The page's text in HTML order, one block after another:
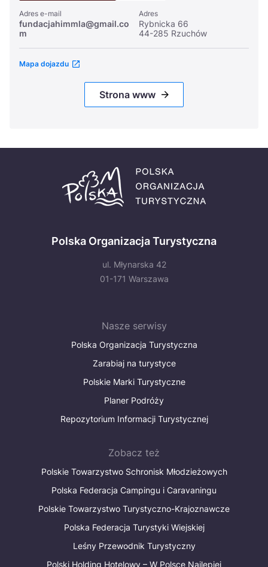
Adres e-mail
fundacjahimmla@gmail.co
m
Adres
Rybnicka 66
44-285 Rzuchów
Mapa dojazdu
Strona www
Polska Organizacja Turystyczna
ul. Młynarska 42
01-171 Warszawa
Nasze serwisy
Polska Organizacja Turystyczna
Zarabiaj na turystyce
Polskie Marki Turystyczne
Planer Podróży
Repozytorium Informacji Turystycznej
Zobacz też
Polskie Towarzystwo Schronisk Młodzieżowych
Polska Federacja Campingu i Caravaningu
Polskie Towarzystwo Turystyczno-Krajoznawcze
Polska Federacja Turystyki Wiejskiej
Leśny Przewodnik Turystyczny
Polski Holding Hotelowy – W Polsce Najlepiej